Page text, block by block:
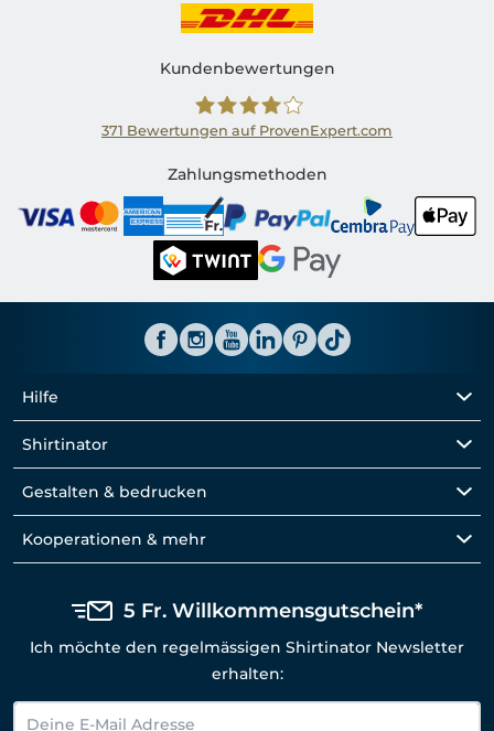
Kundenbewertungen
Shirtinator CH
371 Bewertungen auf ProvenExpert.com
Zahlungsmethoden
Hilfe
Shirtinator
Gestalten & bedrucken
Kooperationen & mehr
5 Fr. Willkommensgutschein*
Ich möchte den regelmässigen Shirtinator Newsletter
erhalten: